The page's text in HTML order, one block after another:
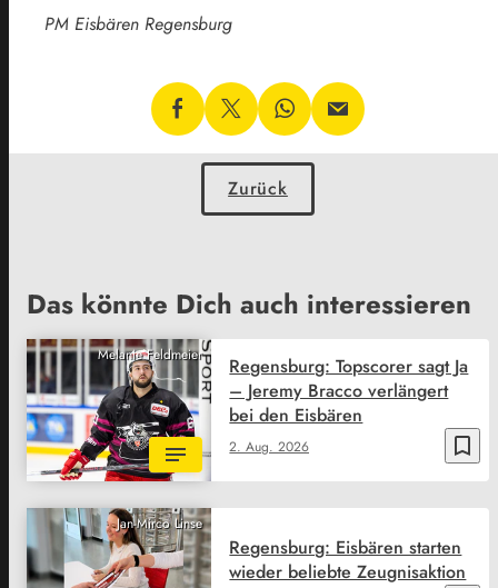
PM Eisbären Regensburg
Zurück
Das könnte Dich auch interessieren
Melanie Feldmeier
bookmark_border
2. Aug. 2026
Regensburg: Topscorer sagt Ja
– Jeremy Bracco verlängert
bei den Eisbären
Jan-Mirco Linse
Regensburg: Eisbären starten
wieder beliebte Zeugnisaktion